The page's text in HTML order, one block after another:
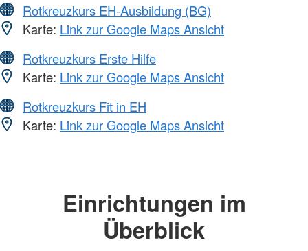
Rotkreuzkurs EH-Ausbildung (BG)
Karte: Link zur Google Maps Ansicht
Rotkreuzkurs Erste Hilfe
Karte: Link zur Google Maps Ansicht
Rotkreuzkurs Fit in EH
Karte: Link zur Google Maps Ansicht
Einrichtungen im
Überblick